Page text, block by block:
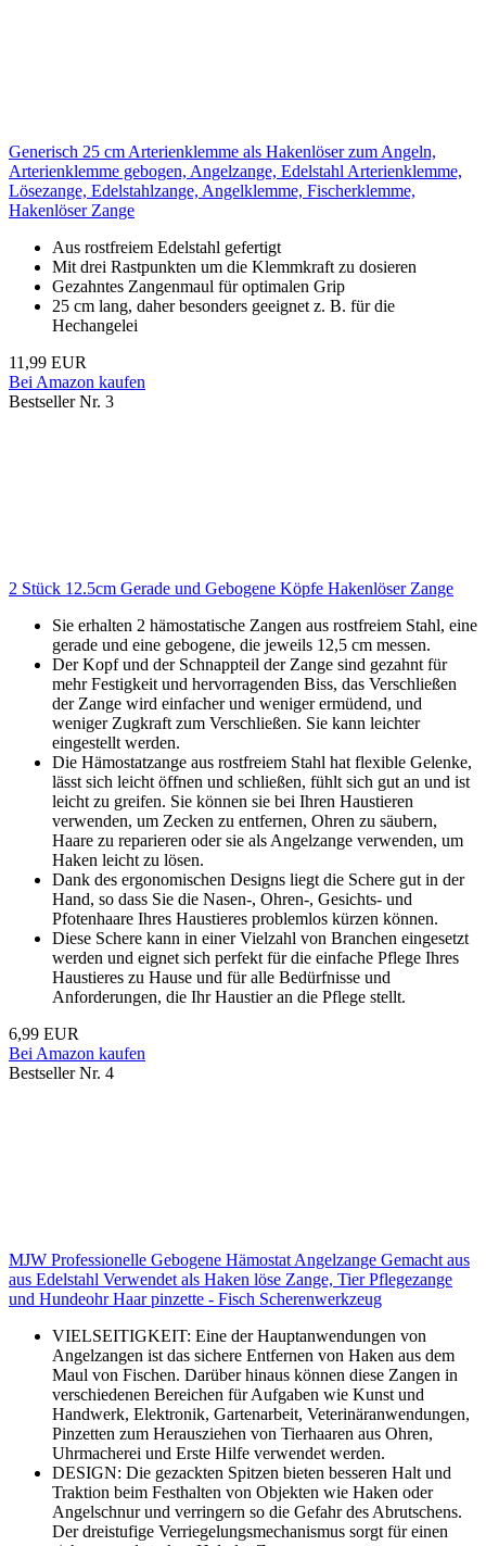
Generisch 25 cm Arterienklemme als Hakenlöser zum Angeln,
Arterienklemme gebogen, Angelzange, Edelstahl Arterienklemme,
Lösezange, Edelstahlzange, Angelklemme, Fischerklemme,
Hakenlöser Zange
Aus rostfreiem Edelstahl gefertigt
Mit drei Rastpunkten um die Klemmkraft zu dosieren
Gezahntes Zangenmaul für optimalen Grip
25 cm lang, daher besonders geeignet z. B. für die
Hechangelei
11,99 EUR
Bei Amazon kaufen
Bestseller Nr. 3
2 Stück 12.5cm Gerade und Gebogene Köpfe Hakenlöser Zange
Sie erhalten 2 hämostatische Zangen aus rostfreiem Stahl, eine
gerade und eine gebogene, die jeweils 12,5 cm messen.
Der Kopf und der Schnappteil der Zange sind gezahnt für
mehr Festigkeit und hervorragenden Biss, das Verschließen
der Zange wird einfacher und weniger ermüdend, und
weniger Zugkraft zum Verschließen. Sie kann leichter
eingestellt werden.
Die Hämostatzange aus rostfreiem Stahl hat flexible Gelenke,
lässt sich leicht öffnen und schließen, fühlt sich gut an und ist
leicht zu greifen. Sie können sie bei Ihren Haustieren
verwenden, um Zecken zu entfernen, Ohren zu säubern,
Haare zu reparieren oder sie als Angelzange verwenden, um
Haken leicht zu lösen.
Dank des ergonomischen Designs liegt die Schere gut in der
Hand, so dass Sie die Nasen-, Ohren-, Gesichts- und
Pfotenhaare Ihres Haustieres problemlos kürzen können.
Diese Schere kann in einer Vielzahl von Branchen eingesetzt
werden und eignet sich perfekt für die einfache Pflege Ihres
Haustieres zu Hause und für alle Bedürfnisse und
Anforderungen, die Ihr Haustier an die Pflege stellt.
6,99 EUR
Bei Amazon kaufen
Bestseller Nr. 4
MJW Professionelle Gebogene Hämostat Angelzange Gemacht aus
aus Edelstahl Verwendet als Haken löse Zange, Tier Pflegezange
und Hundeohr Haar pinzette - Fisch Scherenwerkzeug
VIELSEITIGKEIT: Eine der Hauptanwendungen von
Angelzangen ist das sichere Entfernen von Haken aus dem
Maul von Fischen. Darüber hinaus können diese Zangen in
verschiedenen Bereichen für Aufgaben wie Kunst und
Handwerk, Elektronik, Gartenarbeit, Veterinäranwendungen,
Pinzetten zum Herausziehen von Tierhaaren aus Ohren,
Uhrmacherei und Erste Hilfe verwendet werden.
DESIGN: Die gezackten Spitzen bieten besseren Halt und
Traktion beim Festhalten von Objekten wie Haken oder
Angelschnur und verringern so die Gefahr des Abrutschens.
Der dreistufige Verriegelungsmechanismus sorgt für einen